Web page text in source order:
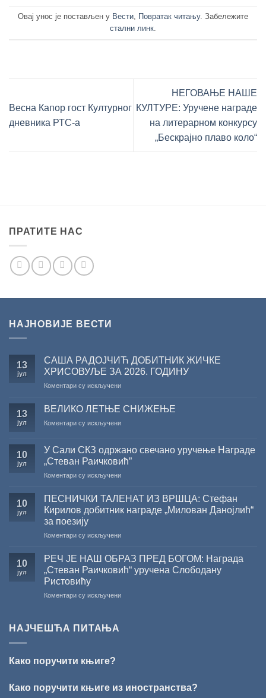
Овај унос је постављен у Вести Повратак читању. Забележите
стални линк
Весна Капор гост Културног
дневника РТС-а
НЕГОВАЊЕ НАШЕ
КУЛТУРЕ: Уручене награде
на литерарном конкурсу
„Бескрајно плаво коло“
ПРАТИТЕ НАС
НАЈНОВИЈЕ ВЕСТИ
13
јул
САША РАДОЈЧИЋ ДОБИТНИК ЖИЧКЕ
ХРИСОВУЉЕ ЗА 2026. ГОДИНУ
Коментари су искљученина
РАДОЈЧИЋ
ЖИЧКЕ
2026.
ГОДИНУ
13
јул
ВЕЛИКО ЛЕТЊЕ СНИЖЕЊЕ
Коментари су искљученина
СНИЖЕЊЕ
10
јул
У Сали СКЗ одржано свечано уручење Награде
„Стеван Раичковић”
Коментари су искљученина
Сали
одржано
уручење
„Стеван
Раичковић”
10
јул
ПЕСНИЧКИ ТАЛЕНАТ ИЗ ВРШЦА: Стефан
Кирилов добитник награде „Милован Данојлић“
за поезију
Коментари су искљученина
ТАЛЕНАТ
ИЗ
ВРШЦА:
Кирилов
10
јул
РЕЧ ЈЕ НАШ ОБРАЗ ПРЕД БОГОМ: Награда
„Стеван Раичковић“ уручена Слободану
Ристовићу
Коментари су искљученина
Раичковић“
НАЈЧЕШЋА ПИТАЊА
Како поручити књиге?
Како поручити књиге из иностранства?